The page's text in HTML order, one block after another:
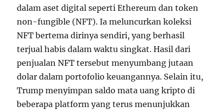
dalam aset digital seperti Ethereum dan token
non-fungible (NFT). Ia meluncurkan koleksi
NFT bertema dirinya sendiri, yang berhasil
terjual habis dalam waktu singkat. Hasil dari
penjualan NFT tersebut menyumbang jutaan
dolar dalam portofolio keuangannya. Selain itu,
Trump menyimpan saldo mata uang kripto di
beberapa platform yang terus menunjukkan